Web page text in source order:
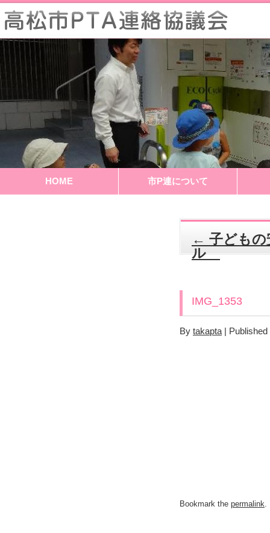
HOME 市P連について
← 子ども
ル
IMG_1353
By takapta | Published
Bookmark the permalink.